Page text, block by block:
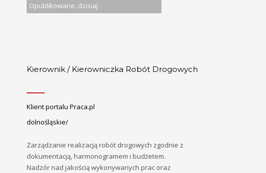
Opublikowane: dzisiaj
Kierownik / Kierowniczka Robót Drogowych
Klient portalu Praca.pl
dolnośląskie/
Zarządzanie realizacją robót drogowych zgodnie z
dokumentacją, harmonogramem i budżetem.
Nadzór nad jakością wykonywanych prac oraz